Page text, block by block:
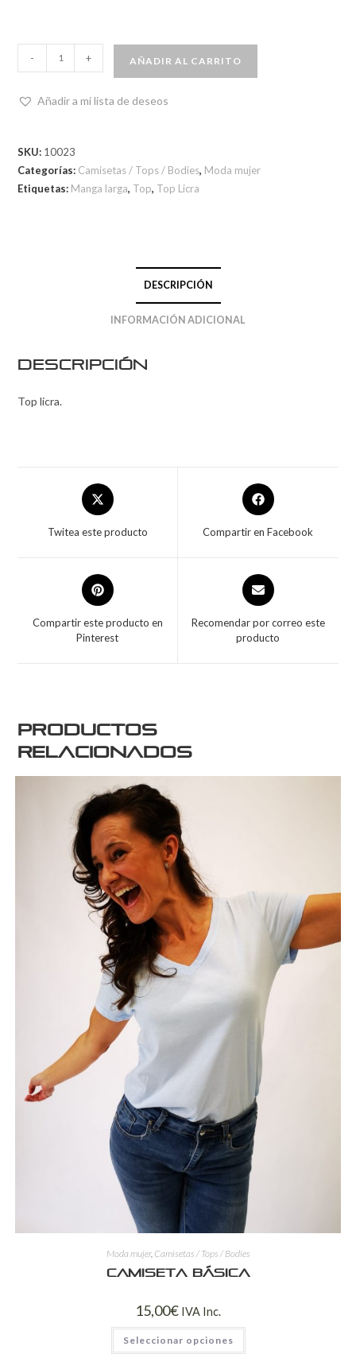
- + AÑADIR AL CARRITO
Añadir a mi lista de deseos
SKU: 10023
Categorías: Camisetas / Tops / Bodies, Moda mujer
Etiquetas: Manga larga, Top, Top Licra
DESCRIPCIÓN
INFORMACIÓN ADICIONAL
Descripción
Top licra.
Twitea este producto Compartir en Facebook
Compartir este producto en
Pinterest
Recomendar por correo este
producto
Productos
relacionados
Moda mujer, Camisetas / Tops / Bodies
Camiseta básica
15,00€ IVA Inc.
Seleccionar opciones